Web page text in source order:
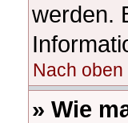
werden.
Nach oben
» Wie